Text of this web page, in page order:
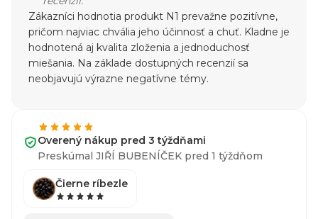
Zákazníci hodnotia produkt N1 prevažne pozitívne,
pričom najviac chvália jeho účinnosť a chuť. Kladne je
hodnotená aj kvalita zloženia a jednoduchosť
miešania. Na základe dostupných recenzií sa
neobjavujú výrazne negatívne témy.
Overený nákup pred 3 týždňami
Preskúmal JIŘÍ BUBENÍČEK pred 1 týždňom
Čierne ríbezle